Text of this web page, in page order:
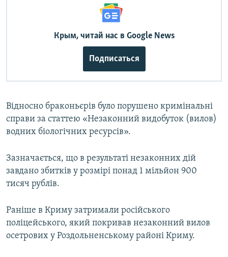
Крым, читай нас в Google News
Подписаться
Відносно браконьєрів було порушено кримінальні
справи за статтею «Незаконний видобуток (вилов)
водних біологічних ресурсів».
Зазначається, що в результаті незаконних дій
завдано збитків у розмірі понад 1 мільйон 900
тисяч рублів.
Раніше в Криму затримали російського
поліцейського, який покривав незаконний вилов
осетрових у Роздольненському районі Криму.